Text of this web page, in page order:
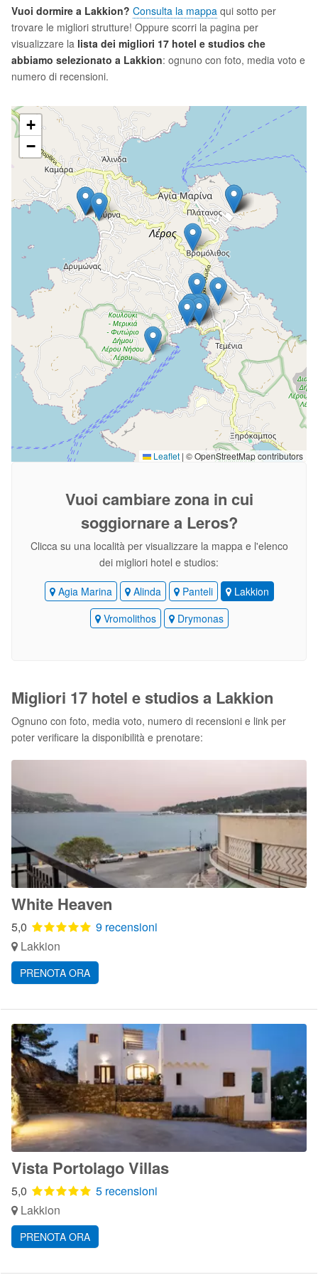
Vuoi dormire a Lakkion? Consulta la mappa qui sotto per
trovare le migliori strutture! Oppure scorri la pagina per
visualizzare la lista dei migliori 17 hotel e studios che
abbiamo selezionato a Lakkion: ognuno con foto, media voto e
numero di recensioni.
+
−
Leaflet | © OpenStreetMap contributors
Vuoi cambiare zonain cui
soggiornare a Leros?
Clicca su una località per visualizzare la mappa e l'elenco
dei migliori hotel e studios:
Agia Marina Alinda Panteli
Lakkion
Vromolithos
Drymonas
Migliori 17 hotel e studios a Lakkion
Ognuno con foto, media voto, numero di recensioni e link per
poter verificare la disponibilità e prenotare:
White Heaven
5,0
9 recensioni
Lakkion
PRENOTA ORA
Vista Portolago Villas
5,0
5 recensioni
Lakkion
PRENOTA ORA